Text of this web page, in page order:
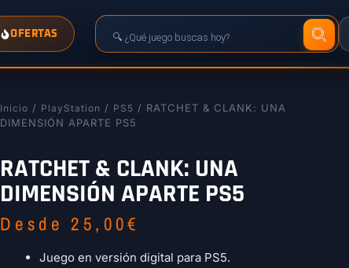
OFERTAS
Inicio / PlayStation / PS5 / RATCHET & CLANK: UNA
DIMENSIÓN APARTE PS5
RATCHET & CLANK: UNA
DIMENSIÓN APARTE PS5
Desde 25,00€
Juego en versión digital para PS5.